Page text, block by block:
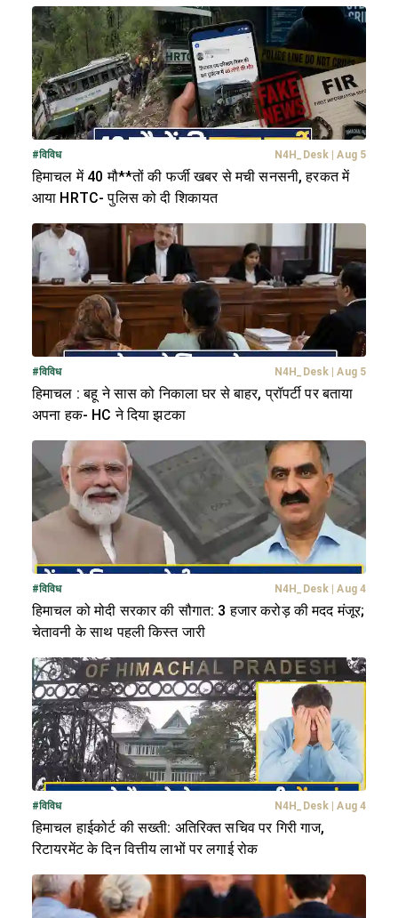
#विविध N4H_Desk Aug 5
हिमाचल में 40 मौ**तों की फर्जी खबर से मची सनसनी, हरकत में
आया HRTC- पुलिस को दी शिकायत
#विविध N4H_Desk Aug 5
हिमाचल : बहू ने सास को निकाला घर से बाहर, प्रॉपर्टी पर बताया
अपना हक- HC ने दिया झटका
#विविध N4H_Desk Aug 4
हिमाचल को मोदी सरकार की सौगात: 3 हजार करोड़ की मदद मंजूर;
चेतावनी के साथ पहली किस्त जारी
#विविध N4H_Desk Aug 4
हिमाचल हाईकोर्ट की सख्ती: अतिरिक्त सचिव पर गिरी गाज,
रिटायरमेंट के दिन वित्तीय लाभों पर लगाई रोक